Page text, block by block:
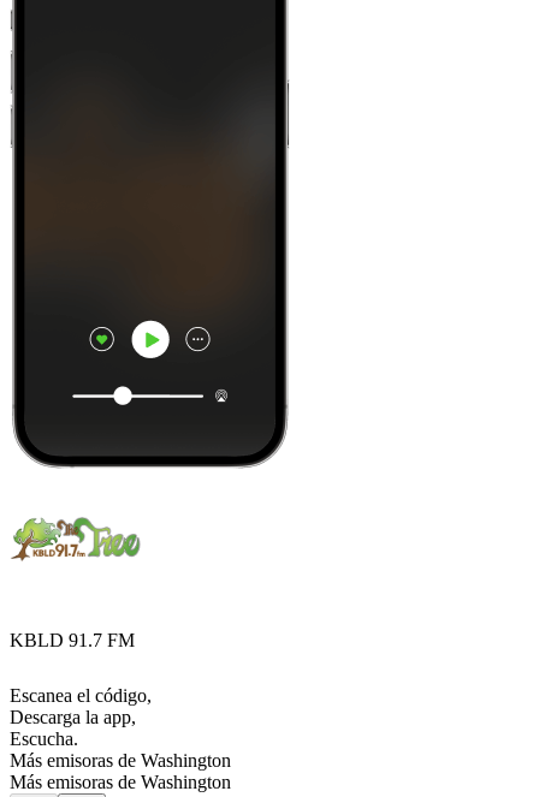
KBLD 91.7 FM
Escanea el código,
Descarga la app,
Escucha.
Más emisoras de Washington
Más emisoras de Washington